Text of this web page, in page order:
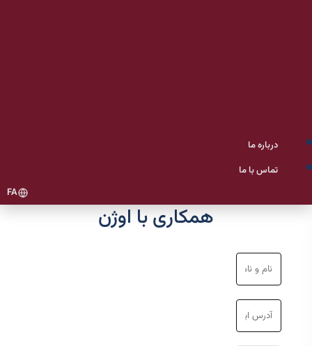
درباره ما
تماس با ما
FA
همکاری با اوژن